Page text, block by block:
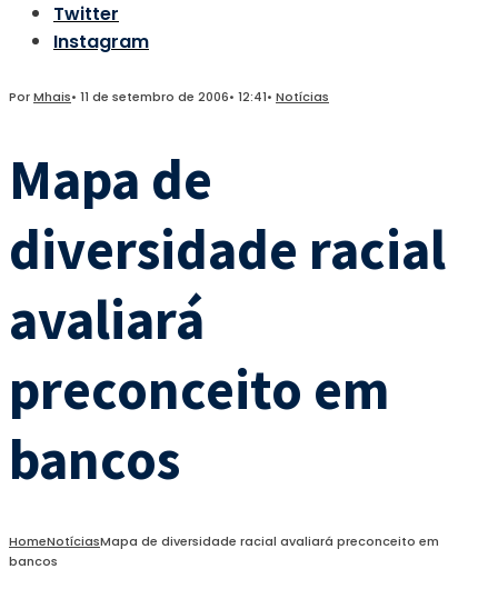
Twitter
Instagram
PorMhais• 11 de setembro de 2006• 12:41• Notícias
Mapa de
diversidade racial
avaliará
preconceito em
bancos
HomeNotíciasMapa de diversidade racial avaliará preconceito em
bancos